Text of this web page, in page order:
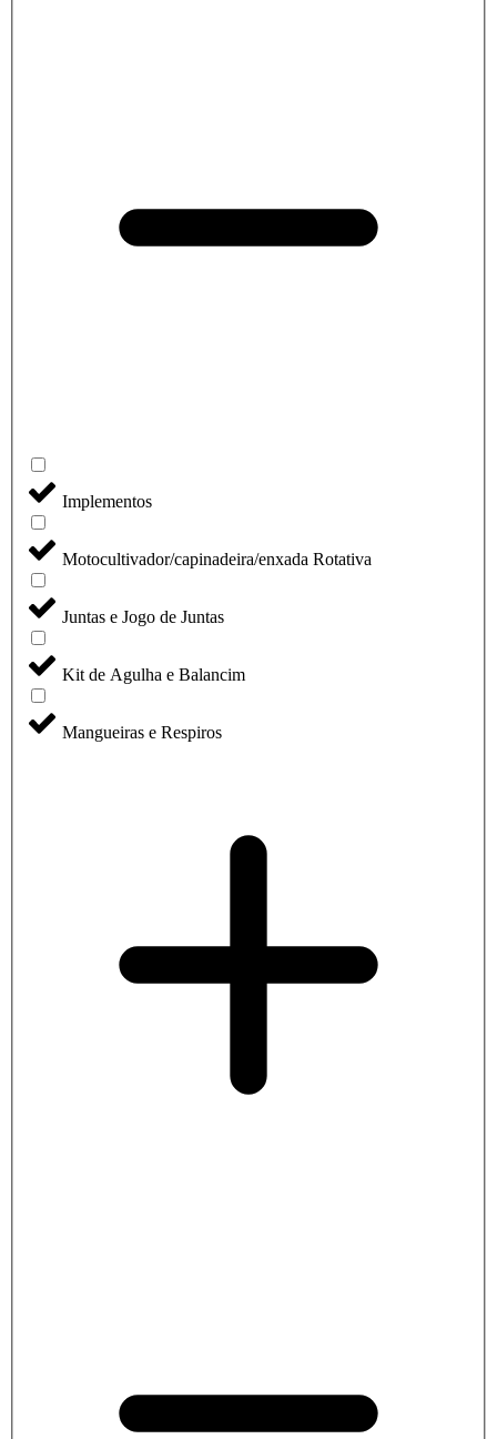
Implementos
Motocultivador/capinadeira/enxada Rotativa
Juntas e Jogo de Juntas
Kit de Agulha e Balancim
Mangueiras e Respiros